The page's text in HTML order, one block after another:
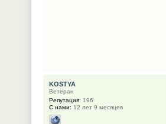
KOSTYA
Ветеран
Репутация: 196
С нами: 12 лет 9 месяцев